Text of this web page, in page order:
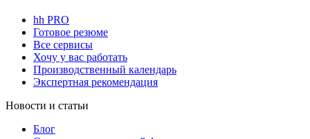
hh PRO
Готовое резюме
Все сервисы
Хочу у вас работать
Производственный календарь
Экспертная рекомендация
Новости и статьи
Блог